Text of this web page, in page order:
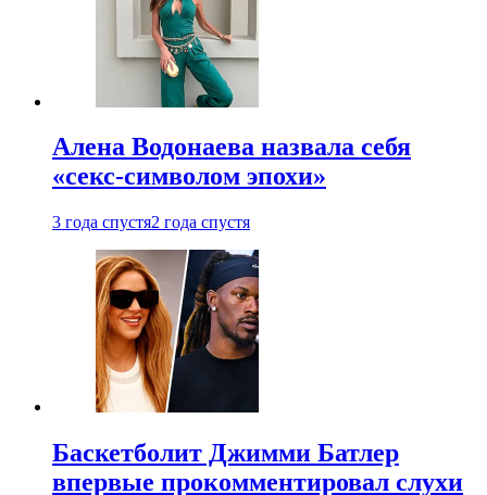
Алена Водонаева назвала себя
«секс-символом эпохи»
3 года спустя2 года спустя
Баскетболит Джимми Батлер
впервые прокомментировал слухи